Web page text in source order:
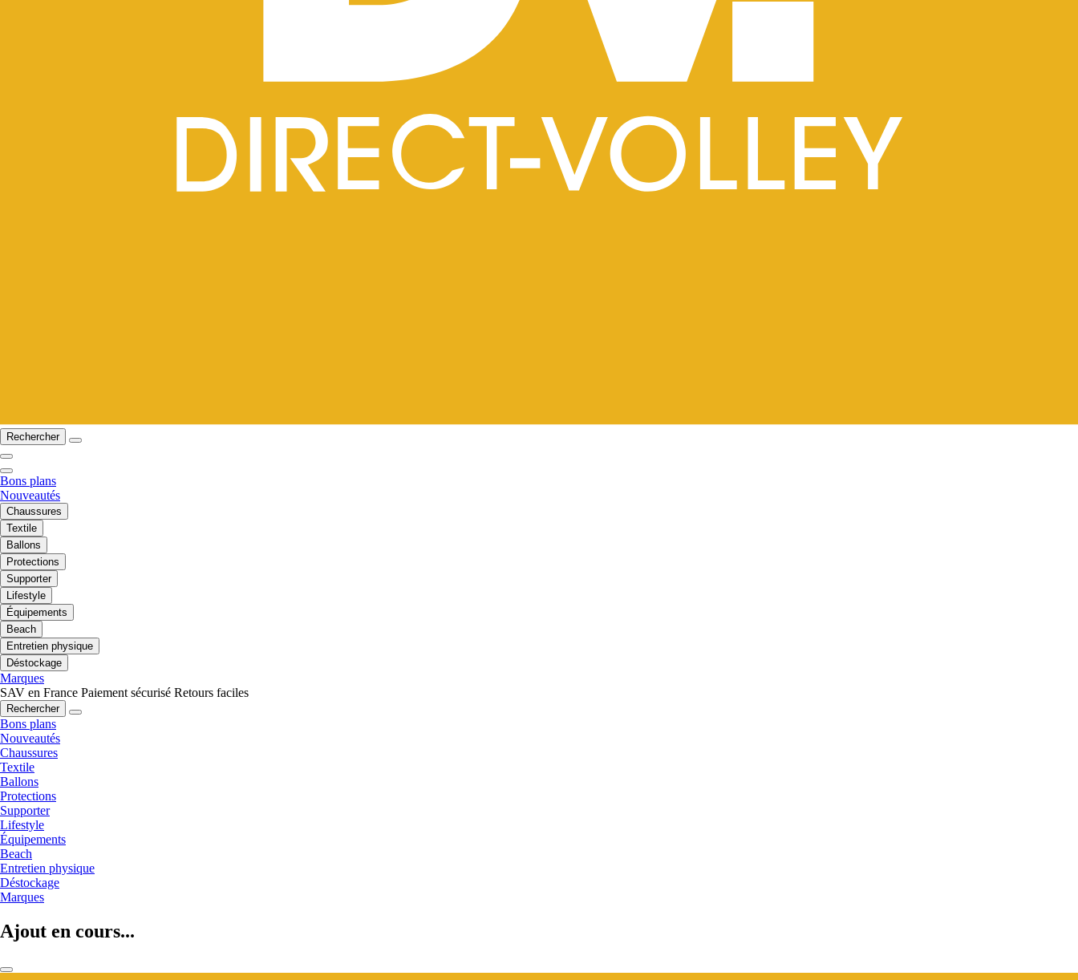
Rechercher
Bons plans
Nouveautés
Chaussures
Textile
Ballons
Protections
Supporter
Lifestyle
Équipements
Beach
Entretien physique
Déstockage
Marques
SAV en France Paiement sécurisé Retours faciles
Rechercher
Bons plans
Nouveautés
Chaussures
Textile
Ballons
Protections
Supporter
Lifestyle
Équipements
Beach
Entretien physique
Déstockage
Marques
Ajout en cours...